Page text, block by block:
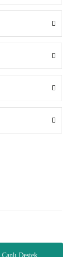
Canlı Destek